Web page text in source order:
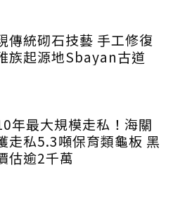
傳統砌石技藝 手工修復
族起源地Sbayan古道
年最大規模走私！海關
走私5.3噸保育類龜板 黑
估逾2千萬